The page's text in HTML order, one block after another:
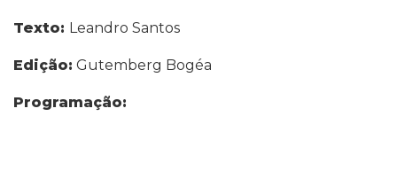
Texto: Leandro Santos
Edição: Gutemberg Bogéa
Programação: